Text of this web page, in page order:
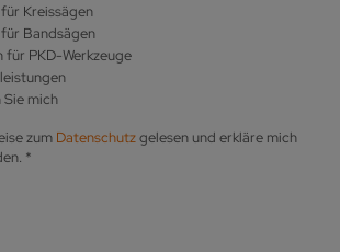
Kreissägen
Bandsägen
für PKD-Werkzeuge
mich
zum Datenschutzgelesen und erkläre mich
*